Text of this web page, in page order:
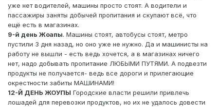
уже нет водителей, машины просто стоят. А водители и
пассажиры заняты добычей пропитания и скупают всё, что
ещё есть в магазинах.
9-й день Жоапы. Машины стоят, автобусы стоят, метро
пустили 3 дня назад, но оно уже не нужно. Да и машинисты на
работу не вышли - есть ведь хочется, а в магазинах ничего
нет, надо добывать пропитание ЛЮБЫМИ ПУТЯМИ. А подвезти
продукты не получается- ведь все дороги и прилегающие
окрестности забиты МАШИНАМИ!
12-Й ДЕНЬ ЖОУПЫ Городские власти решили привлечь
лошадей для перевозки продуктов, но их не удалось довести